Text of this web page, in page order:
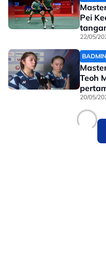
Pei
22/05/
Teoh
20/05/